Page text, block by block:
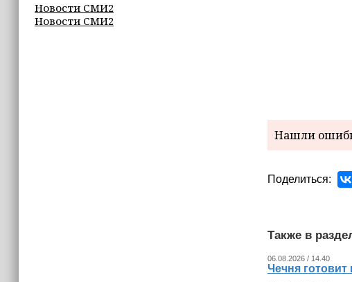
15:10
Новости СМИ2
Новости СМИ2
Нашли
Поделиться:
Также в
06.08.2026 / 14.40
Чечня готовит